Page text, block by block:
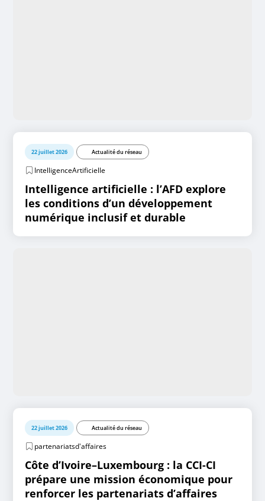
22 juillet 2026 Actualité du réseau
IntelligenceArtificielle
Intelligence artificielle : l’AFD explore
les conditions d’un développement
numérique inclusif et durable
22 juillet 2026 Actualité du réseau
partenariatsd'affaires
Côte d’Ivoire–Luxembourg : la CCI-CI
prépare une mission économique pour
renforcer les partenariats d’affaires